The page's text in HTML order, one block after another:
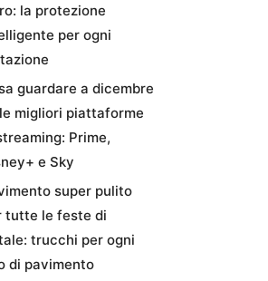
la protezione
per ogni
guardare a dicembre
migliori piattaforme
Prime,
e Sky
super pulito
tutte le feste di
trucchi per ogni
di pavimento